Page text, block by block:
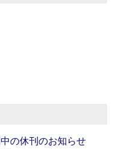
の休刊のお知らせ